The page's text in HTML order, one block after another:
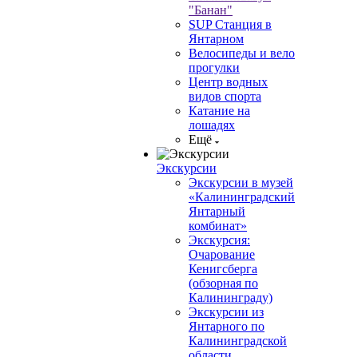
"Банан"
SUP Станция в
Янтарном
Велосипеды и вело
прогулки
Центр водных
видов спорта
Катание на
лошадях
Ещё
Экскурсии
Экскурсии в музей
«Калининградский
Янтарный
комбинат»
Экскурсия:
Очарование
Кенигсберга
(обзорная по
Калининграду)
Экскурсии из
Янтарного по
Калининградской